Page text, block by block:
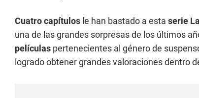
Cuatro capítulos le han bastado a esta serie
una de las grandes sorpresas de los últimos
películas pertenecientes al género de
logrado obtener grandes valoraciones dentro